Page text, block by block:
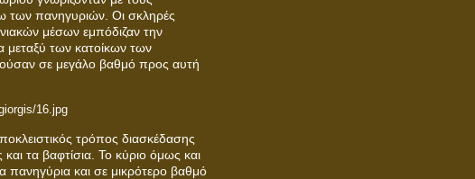
των πανηγυριών. Οι σκληρές
μέσων εμπόδιζαν την
μεταξύ των κατοίκων των
σε μεγάλο βαθμό προς αυτή
τρόπος διασκέδασης
τα βαφτίσια. Το κύριο όμως και
πανηγύρια και σε μικρότερο βαθμό